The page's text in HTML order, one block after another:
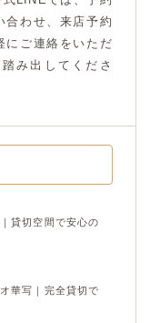
合わせ、来店予約
にご連絡をいただ
み出してくださ
貸切空間で安心の
華写｜完全貸切で